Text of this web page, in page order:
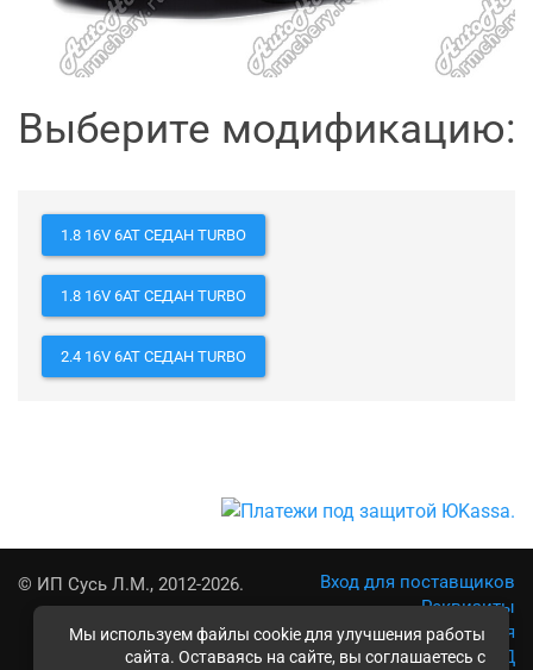
Мы используем файлы cookie для улучшения работы
сайта. Оставаясь на сайте, вы соглашаетесь с
Выберите модификацию:
1.8 16V 6AT СЕДАН TURBO
1.8 16V 6AT СЕДАН TURBO
2.4 16V 6AT СЕДАН TURBO
© ИП Сусь Л.М., 2012-2026.
Вход для поставщиков
Реквизиты
Условия использования
Политика обработки ПД